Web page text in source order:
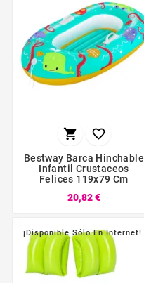
 
Bestway Barca Hinchable
Infantil Crustaceos
Felices 119x79 Cm
20,82 €
¡Disponible Sólo En Internet!